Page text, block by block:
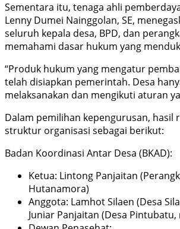
Sementara itu, tenaga ahli
Lenny Dumei Nainggolan, SE,
seluruh kepala desa, BPD, dan
memahami dasar hukum yang
“Produk hukum yang mengatur
telah disiapkan pemerintah. Desa
melaksanakan dan mengikuti aturan
Dalam pemilihan kepengurusan, hasil
struktur organisasi sebagai berikut:
Badan Koordinasi Antar Desa (BKAD):
Ketua: Lintong Panjaitan
Hutanamora)
Anggota: Lamhot Silaen (Desa
Juniar Panjaitan (Desa Pintubatu,